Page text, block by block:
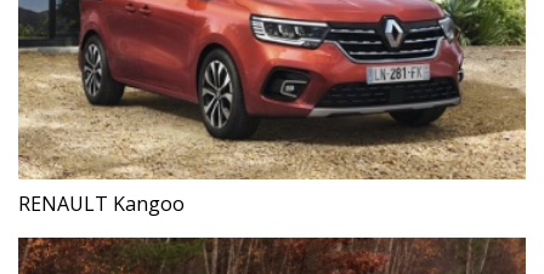
RENAULT Kangoo